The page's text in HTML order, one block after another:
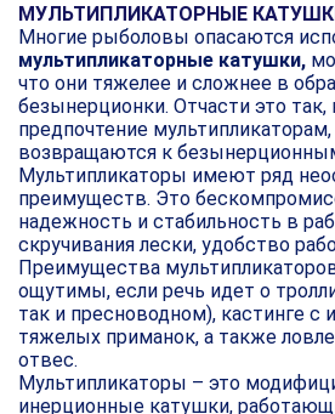
МУЛЬТИПЛИКАТОРНЫЕ
Многие рыболовы опасаются
мультипликаторные катушки,
что они тяжелее и сложнее в
безынерционки. Отчасти это так,
предпочтение
возвращаются к
Мультипликаторы имеют ряд
преимуществ. Это
надежность и стабильность в
скручивания лески, удобство
Преимущества
ощутимы, если речь идет о
так и пресноводном), кастинге с
тяжелых приманок, а также
отвес.
Мультипликаторы – это
инерционные катушки,